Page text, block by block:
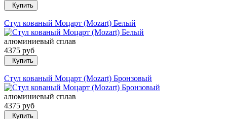
Купить
Стул кованый Моцарт (Mozart) Белый
алюминиевый сплав
4375 руб
Купить
Стул кованый Моцарт (Mozart) Бронзовый
алюминиевый сплав
4375 руб
Купить